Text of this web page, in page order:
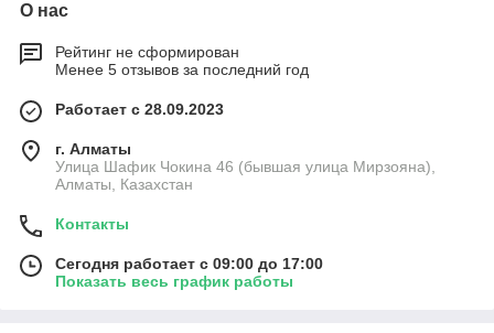
О нас
Рейтинг не сформирован
Менее 5 отзывов за последний год
Работает с 28.09.2023
г. Алматы
Улица Шафик Чокина 46 (бывшая улица Мирзояна),
Алматы, Казахстан
Контакты
Сегодня работает с 09:00 до 17:00
Показать весь график работы